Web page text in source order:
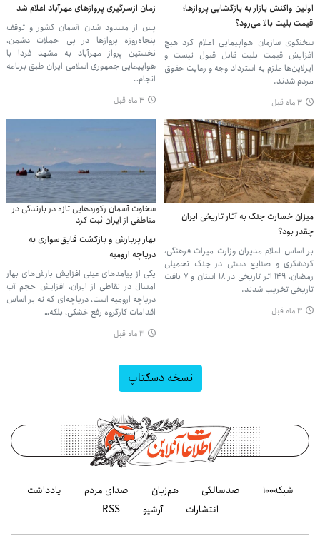
اولین واکنش بازار به بازگشایی پروازها؛
قیمت بلیت بالا می‌رود؟
سخنگوی سازمان هواپیمایی اعلام کرد هیچ
افزایش قیمت بلیت قابل قبول نیست و
ایرلاین‌ها ملزم به استرداد وجه و رعایت حقوق
مردم شدند.
۳ ماه قبل
زمان ازسرگیری پروازهای مهرآباد اعلام شد
پس از مسدود شدن آسمان کشور و توقف
پنجاه‌روزه پروازها در پی حملات دشمن،
نخستین پرواز مهرآباد به مشهد فردا با
هواپیمایی جمهوری اسلامی ایران طبق برنامه
انجام…
۳ ماه قبل
میزان خسارت جنگ به آثار تاریخی ایران
چقدر بود؟
بر اساس اعلام مدیران وزارت میراث فرهنگی،
گردشگری و صنایع دستی در جنگ تحمیلی
رمضان، ۱۴۹ اثر تاریخی در ۱۸ استان و ۷ بافت
تاریخی تخریب شدند.
۳ ماه قبل
سخاوت آسمان رکوردهایی تازه در بارندگی در
مناطقی از ایران ثبت کرد
بهار پربارش و بازگشت قایق‌سواری به
دریاچه ارومیه
یکی از پیامدهای عینی افزایش بارش‌های بهار
امسال در نقاطی از ایران، افزایش حجم آب
دریاچه ارومیه است، دریاچه‌ای که نه بر اساس
اقدامات کارگروه رفع خشکی، بلکه…
۳ ماه قبل
نسخه دسکتاپ
شبکه۱۰۰ صدسالگی هم‌زبان صدای مردم
یادداشت
انتشارات
آرشیو RSS